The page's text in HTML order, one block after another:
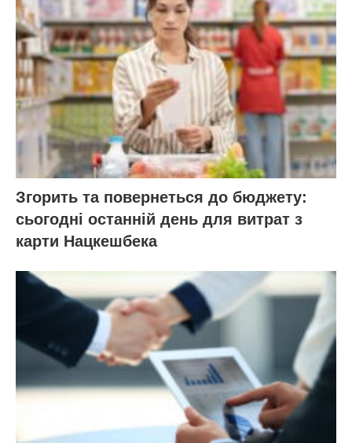
Згорить та повернеться до бюджету:
сьогодні останній день для витрат з
карти Нацкешбека